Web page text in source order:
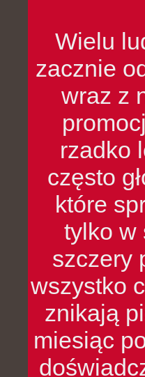
Wielu
zacznie
wraz z
rzadko
często
które
tylko w
szczery
wszystko
znikają
miesiąc